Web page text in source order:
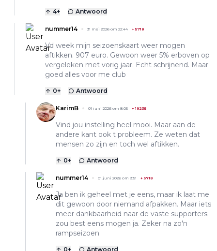
4+ Antwoord
nummer14 31 mei 2026 om 22:44 + 5718
Vd week mijn seizoenskaart weer mogen
aftikken. 907 euro. Gewoon weer 5% erboven op
vergeleken met vorig jaar. Echt schrijnend. Maar
goed alles voor me club
0+ Antwoord
KarimB 01 juni 2026 om 8:05 +19235
Vind jou instelling heel mooi. Maar aan de
andere kant ook t probleem. Ze weten dat
mensen zo zijn en toch wel aftikken.
0+ Antwoord
nummer14 01 juni 2026 om 9:51 + 5718
Ja ben ik geheel met je eens, maar ik laat me
dit gewoon door niemand afpakken. Maar iets
meer dankbaarheid naar de vaste supporters
zou best eens mogen ja. Zeker na zo'n
rampseizoen
0+ Antwoord